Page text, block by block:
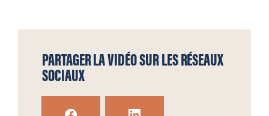
PARTAGER LA VIDÉO SUR LES RÉSEAUX
SOCIAUX